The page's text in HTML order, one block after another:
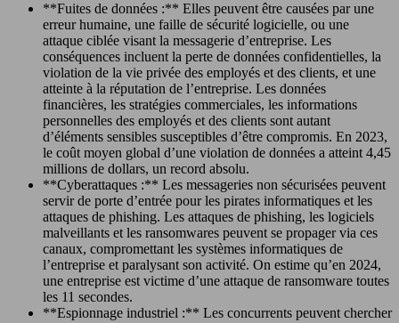
**Fuites de données :** Elles peuvent être causées par une
erreur humaine, une faille de sécurité logicielle, ou une
attaque ciblée visant la messagerie d’entreprise. Les
conséquences incluent la perte de données confidentielles, la
violation de la vie privée des employés et des clients, et une
atteinte à la réputation de l’entreprise. Les données
financières, les stratégies commerciales, les informations
personnelles des employés et des clients sont autant
d’éléments sensibles susceptibles d’être compromis. En 2023,
le coût moyen global d’une violation de données a atteint 4,45
millions de dollars, un record absolu.
**Cyberattaques :** Les messageries non sécurisées peuvent
servir de porte d’entrée pour les pirates informatiques et les
attaques de phishing. Les attaques de phishing, les logiciels
malveillants et les ransomwares peuvent se propager via ces
canaux, compromettant les systèmes informatiques de
l’entreprise et paralysant son activité. On estime qu’en 2024,
une entreprise est victime d’une attaque de ransomware toutes
les 11 secondes.
**Espionnage industriel :** Les concurrents peuvent chercher